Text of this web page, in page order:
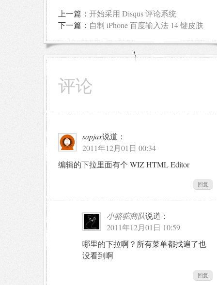
上一篇： 开始采用 Disqus 评论系统
下一篇： 自制 iPhone 百度输入法 14 键皮肤
评论
sapjax说道：
2011年12月01日 00:34
编辑的下拉里面有个 WIZ HTML Editor
回复
小骆驼商队说道：
2011年12月01日 10:59
哪里的下拉啊？所有菜单都找遍了也
没看到啊
回复